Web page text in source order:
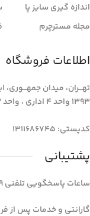
اندازه گیری سایز پا
مجله مسترچرم
اطلاعات فروشگاه
تهـــران، میدان
1393 واحد 4 اداری ، واحد 2 انبار
کدپستی: 1311686745
پشتیبانی
ساعات پاسخگویی تلفنی 9 صبح الی 18
گارانتی و خدمات پس از